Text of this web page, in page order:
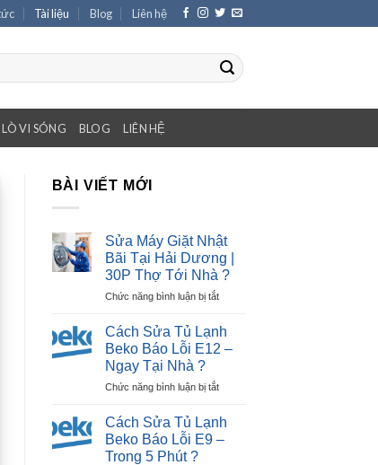
Tài liệu Blog Liên hệ
VI SÓNG BLOG LIÊN HỆ
BÀI VIẾT MỚI
Sửa Máy Giặt Nhật
Bãi Tại Hải Dương |
30P Thợ Tới Nhà ?
Chức năng bình luận bị tắtở
Máy
Giặt
Nhật
Tại
Dương
Cách Sửa Tủ Lạnh
Beko Báo Lỗi E12 –
Ngay Tại Nhà ?
Chức năng bình luận bị tắtở
Sửa
Cách Sửa Tủ Lạnh
Beko Báo Lỗi E9 –
Trong 5 Phút ?